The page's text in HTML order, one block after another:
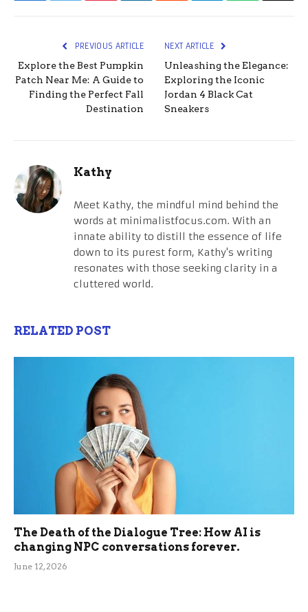
PREVIOUS ARTICLE
Explore the Best Pumpkin
Patch Near Me: A Guide to
Finding the Perfect Fall
Destination
NEXT ARTICLE
Unleashing the Elegance:
Exploring the Iconic
Jordan 4 Black Cat
Sneakers
Kathy
Meet Kathy, the mindful mind behind the
words at minimalistfocus.com. With an
innate ability to distill the essence of life
down to its purest form, Kathy's writing
resonates with those seeking clarity in a
cluttered world.
RELATED POST
The Death of the Dialogue Tree: How AI is
changing NPC conversations forever.
June 12, 2026